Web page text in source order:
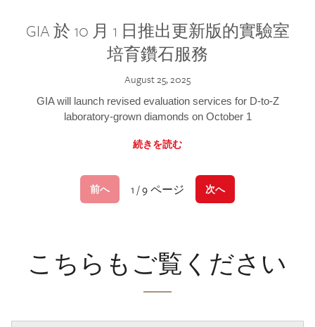
GIA 於 10 月 1 日推出更新版的實驗室
培育鑽石服務
August 25, 2025
GIA will launch revised evaluation services for D-to-Z
laboratory-grown diamonds on October 1
続きを読む
前へ 1 / 9 ページ 次へ
こちらもご覧ください